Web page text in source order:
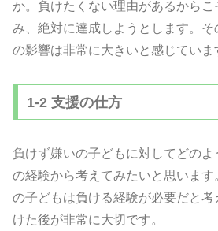
か。負けたくない理由があるからこ
み、絶対に達成しようとします。
の影響は非常に大きいと感じていま
1-2 支援の仕方
負けず嫌いの子どもに対してどの
の経験から考えてみたいと思いま
の子どもは負ける経験が必要だと
けた後が非常に大切です。